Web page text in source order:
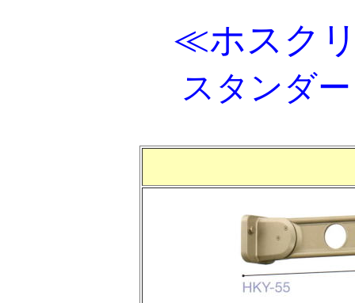
≪ホスク
スタンダ